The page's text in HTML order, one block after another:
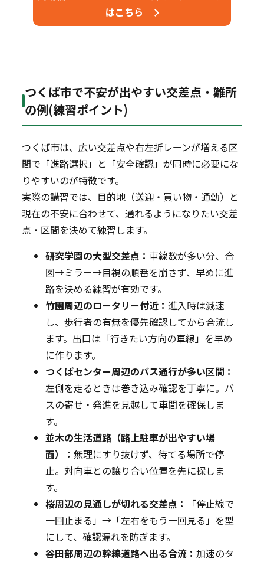
はこちら
つくば市で不安が出やすい交差点・難所
の例(練習ポイント)
つくば市は、広い交差点や右左折レーンが増える区
間で「進路選択」と「安全確認」が同時に必要にな
りやすいのが特徴です。
実際の講習では、目的地（送迎・買い物・通勤）と
現在の不安に合わせて、通れるようになりたい交差
点・区間を決めて練習します。
研究学園の大型交差点： 車線数が多い分、合
図→ミラー→目視の順番を崩さず、早めに進
路を決める練習が有効です。
竹園周辺のロータリー付近：進入時は減速
し、歩行者の有無を優先確認してから合流し
ます。出口は「行きたい方向の車線」を早め
に作ります。
つくばセンター周辺のバス通行が多い区間：
左側を走るときは巻き込み確認を丁寧に。バ
スの寄せ・発進を見越して車間を確保しま
す。
並木の生活道路（路上駐車が出やすい場
面）：無理にすり抜けず、待てる場所で停
止。対向車との譲り合い位置を先に探しま
す。
桜周辺の見通しが切れる交差点：
「停止線で
一回止まる」→「左右をもう一回見る」を型
にして、確認漏れを防ぎます。
谷田部周辺の幹線道路へ出る合流：加速のタ